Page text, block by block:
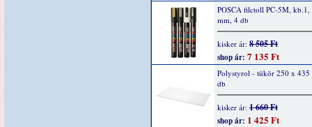
POSCA filctoll PC-5M,
mm, 4 db
kisker ár: 8 505 Ft
shop ár: 7 135 Ft
Polystyrol - tükör 250 x 435
db
kisker ár: 1 660 Ft
shop ár: 1 425 Ft